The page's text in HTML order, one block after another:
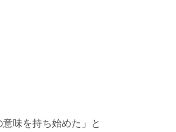
味を持ち始めた」と